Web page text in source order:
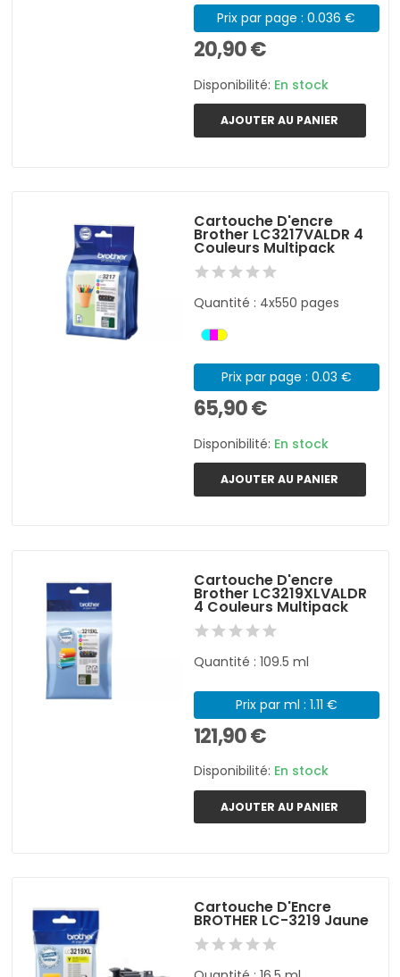
Prix par page : 0.036 €
20,90 €
Disponibilité: En stock
AJOUTER AU PANIER
Cartouche D'encre
Brother LC3217VALDR 4
Couleurs Multipack
Quantité : 4x550 pages
Prix par page : 0.03 €
65,90 €
Disponibilité: En stock
AJOUTER AU PANIER
Cartouche D'encre
Brother LC3219XLVALDR
4 Couleurs Multipack
Quantité : 109.5 ml
Prix par ml : 1.11 €
121,90 €
Disponibilité: En stock
AJOUTER AU PANIER
Cartouche D'Encre
BROTHER LC-3219 Jaune